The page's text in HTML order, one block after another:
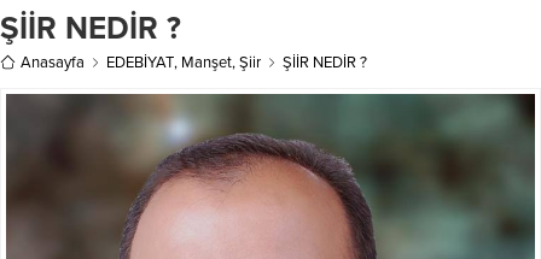
ŞİİR NEDİR ?
Anasayfa EDEBİYAT, Manşet,Şiir ŞİİR NEDİR ?